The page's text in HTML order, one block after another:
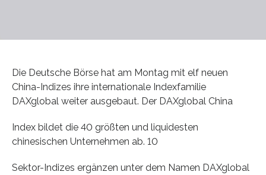
Die Deutsche Börse hat am Montag mit elf neuen
China-Indizes ihre internationale Indexfamilie
DAXglobal weiter ausgebaut. Der DAXglobal China
Index bildet die 40 größten und liquidesten
chinesischen Unternehmen ab. 10
Sektor-Indizes ergänzen unter dem Namen DAXglobal